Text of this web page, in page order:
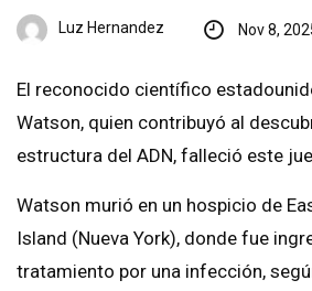
Luz Hernandez Nov 8,
El reconocido científico
Watson, quien contribuyó al
estructura del ADN, falleció este
Watson murió en un hospicio de
Island (Nueva York), donde fue
tratamiento por una infección,